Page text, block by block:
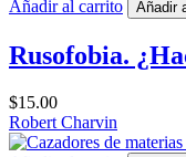
Añadir al carrito Añadir
Rusofobia.
$15.00
Robert Charvin